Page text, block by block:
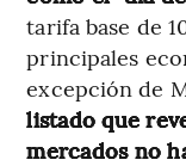
tarifa base de
principales
excepción de
listado que
mercados no